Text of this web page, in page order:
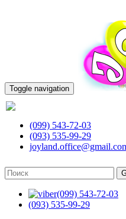
Toggle navigation
(099) 543-72-03
(093) 535-99-29
(099) 543-72-03
(093) 535-99-29